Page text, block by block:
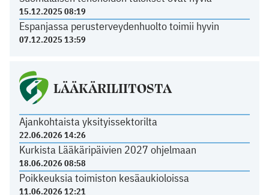
15.12.2025 08:19
Espanjassa perusterveydenhuolto toimii hyvin
07.12.2025 13:59
LÄÄKÄRILIITOSTA
Ajankohtaista yksityissektorilta
22.06.2026 14:26
Kurkista Lääkäripäivien 2027 ohjelmaan
18.06.2026 08:58
Poikkeuksia toimiston kesäaukioloissa
11.06.2026 12:21